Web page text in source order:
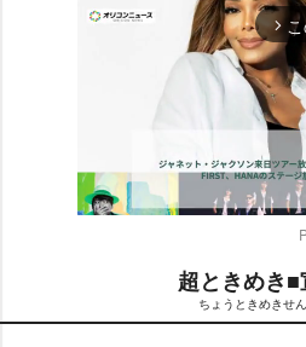
arrow_forward_ios
超ときめき
ちょうときめきせ